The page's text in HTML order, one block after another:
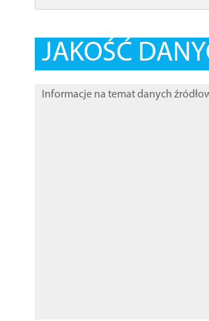
JAKOŚĆ
Informacje na temat danych